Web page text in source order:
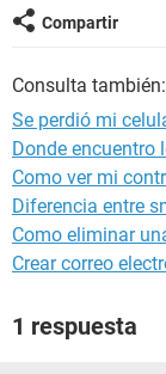
Compartir
Consulta también:
Se perdió mi
Donde encuentro
Como ver mi
Diferencia entre
Como eliminar
Crear correo
1 respuesta